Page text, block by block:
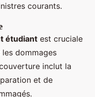
courants.
étudiant est cruciale
dommages
inclut la
et de